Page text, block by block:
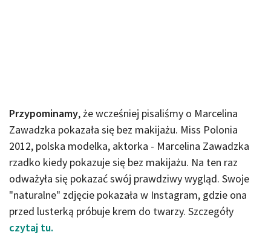
Przypominamy, że wcześniej pisaliśmy o Marcelina
Zawadzka pokazała się bez makijażu. Miss Polonia
2012, polska modelka, aktorka - Marcelina Zawadzka
rzadko kiedy pokazuje się bez makijażu. Na ten raz
odważyła się pokazać swój prawdziwy wygląd. Swoje
"naturalne" zdjęcie pokazała w Instagram, gdzie ona
przed lusterką próbuje krem do twarzy. Szczegóły
czytaj tu.